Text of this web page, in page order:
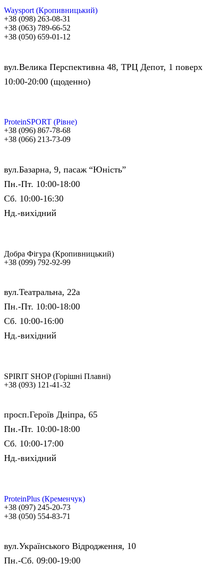
Waysport (Кропивницький)
+38 (098) 263-08-31
+38 (063) 789-66-52
+38 (050) 659-01-12
вул.Велика Перспективна 48, ТРЦ Депот, 1 поверх
10:00-20:00 (щоденно)
ProteinSPORT (Рівне)
+38 (096) 867-78-68
+38 (066) 213-73-09
вул.Базарна, 9, пасаж “Юність”
Пн.-Пт. 10:00-18:00
Сб. 10:00-16:30
Нд.-вихідний
Добра Фігура (Кропивницький)
+38 (099) 792-92-99
вул.Театральна, 22а
Пн.-Пт. 10:00-18:00
Сб. 10:00-16:00
Нд.-вихідний
SPIRIT SHOP (Горішні Плавні)
+38 (093) 121-41-32
просп.Героїв Дніпра, 65
Пн.-Пт. 10:00-18:00
Сб. 10:00-17:00
Нд.-вихідний
ProteinPlus (Кременчук)
+38 (097) 245-20-73
+38 (050) 554-83-71
вул.Українського Відродження, 10
Пн.-Cб. 09:00-19:00